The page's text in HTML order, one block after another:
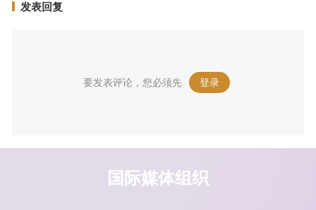
发表回复
要发表评论，您必须先 登录 。
国际媒体组织